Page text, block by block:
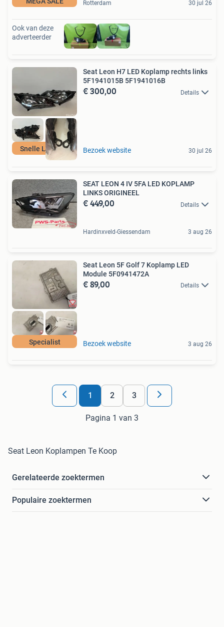
Rotterdam 30 jul 26
Ook van deze
adverteerder
Snelle Levering
Seat Leon H7 LED Koplamp rechts links
5F1941015B 5F1941016B
€ 300,00 Details
Bezoek website 30 jul 26
SEAT LEON 4 IV 5FA LED KOPLAMP
LINKS ORIGINEEL
€ 449,00 Details
Hardinxveld-Giessendam 3 aug 26
Specialist
Seat Leon 5F Golf 7 Koplamp LED
Module 5F0941472A
€ 89,00 Details
Bezoek website 3 aug 26
1 2 3
Pagina 1 van 3
Seat Leon Koplampen Te Koop
Gerelateerde zoektermen
Populaire zoektermen